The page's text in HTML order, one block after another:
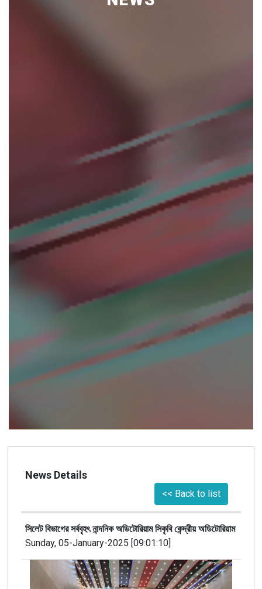
News Details
<< Back to list
সিলেট বিভাগের সর্ববৃহৎ নান্দনিক অডিটোরিয়াম সিকৃবি কেন্দ্রীয় অডিটোরিয়াম
Sunday, 05-January-2025 [09:01:10]